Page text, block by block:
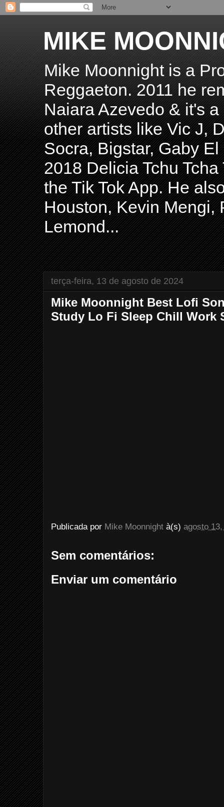
MIKE
Mike Moonnight is a
Reggaeton. 2011 he
Naiara Azevedo & it's
other artists like Vic J,
Socra, Bigstar, Gaby
2018 Delicia Tchu
the Tik Tok App. He
Houston, Kevin Mengi,
Lemond...
terça-feira, 13 de agosto de 2024
Mike Moonnight Best Lofi
Study Lo Fi Sleep Chill Work
Publicada por Mike Moonnight à(s) agosto
Sem comentários:
Enviar um comentário